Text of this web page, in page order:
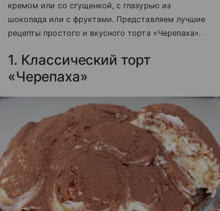
кремом или со сгущенкой, с глазурью из
шоколада или с фруктами. Представляем лучшие
рецепты простого и вкусного торта «Черепаха».
1. Классический торт
«Черепаха»